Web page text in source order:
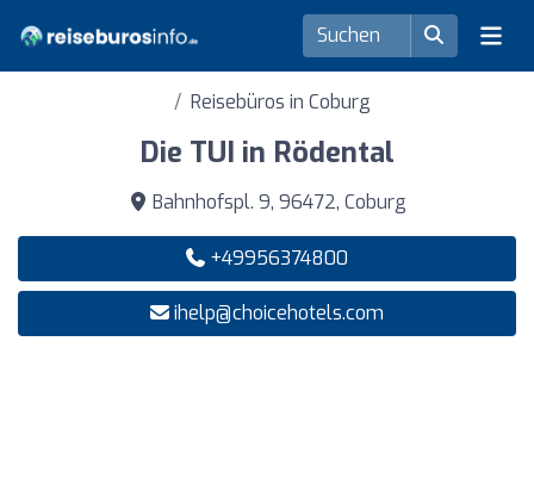
Reisebüros in Coburg
Die TUI in Rödental
Bahnhofspl. 9, 96472, Coburg
+49956374800
ihelp@choicehotels.com